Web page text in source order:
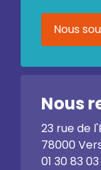
Nous
Nous
23 rue de
78000
01 30 83